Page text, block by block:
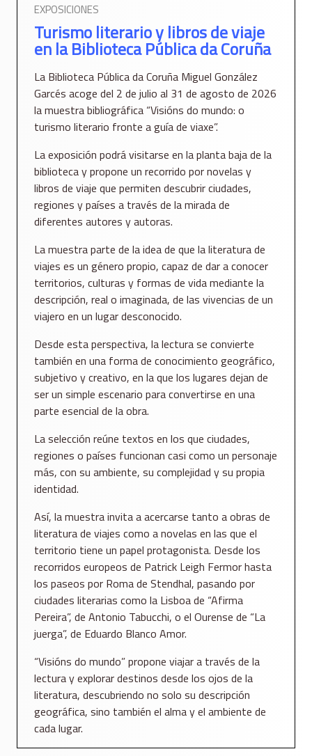
EXPOSICIONES
Turismo literario y libros de viaje
en la Biblioteca Pública da Coruña
La Biblioteca Pública da Coruña Miguel González
Garcés acoge del 2 de julio al 31 de agosto de 2026
la muestra bibliográfica “Visións do mundo: o
turismo literario fronte a guía de viaxe”.
La exposición podrá visitarse en la planta baja de la
biblioteca y propone un recorrido por novelas y
libros de viaje que permiten descubrir ciudades,
regiones y países a través de la mirada de
diferentes autores y autoras.
La muestra parte de la idea de que la literatura de
viajes es un género propio, capaz de dar a conocer
territorios, culturas y formas de vida mediante la
descripción, real o imaginada, de las vivencias de un
viajero en un lugar desconocido.
Desde esta perspectiva, la lectura se convierte
también en una forma de conocimiento geográfico,
subjetivo y creativo, en la que los lugares dejan de
ser un simple escenario para convertirse en una
parte esencial de la obra.
La selección reúne textos en los que ciudades,
regiones o países funcionan casi como un personaje
más, con su ambiente, su complejidad y su propia
identidad.
Así, la muestra invita a acercarse tanto a obras de
literatura de viajes como a novelas en las que el
territorio tiene un papel protagonista. Desde los
recorridos europeos de Patrick Leigh Fermor hasta
los paseos por Roma de Stendhal, pasando por
ciudades literarias como la Lisboa de “Afirma
Pereira”, de Antonio Tabucchi, o el Ourense de “La
juerga”, de Eduardo Blanco Amor.
“Visións do mundo” propone viajar a través de la
lectura y explorar destinos desde los ojos de la
literatura, descubriendo no solo su descripción
geográfica, sino también el alma y el ambiente de
cada lugar.